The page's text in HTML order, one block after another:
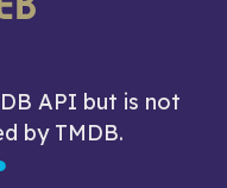
API but is not
by TMDB.